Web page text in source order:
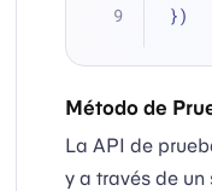
})
Método de
La API de
y a través de